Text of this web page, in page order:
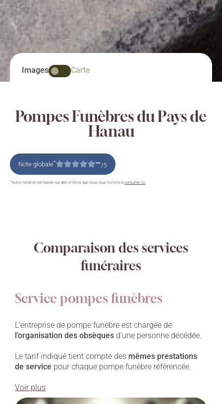
Images Carte
Pompes Funèbres du Pays de
Hanau
Note globale* –/5
*Notre notation est basée sur des critères que nous vous invitons à consulter ici
Comparaison des services
funéraires
Service pompes funèbres
L’entreprise de pompe funèbre est chargée de
l’organisation des obsèques d’une personne décédée.
Le tarif indiqué tient compte des mêmes prestations
de service pour chaque pompe funèbre référencée.
Voir plus